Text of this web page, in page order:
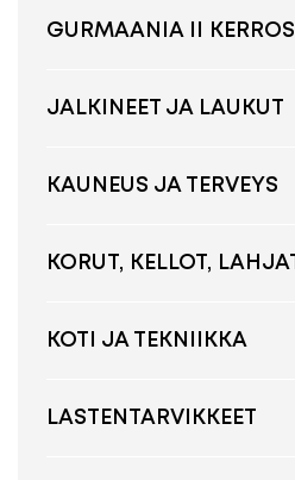
GURMAANIA II KERROS
JALKINEET JA LAUKUT
KAUNEUS JA TERVEYS
KORUT, KELLOT, LAHJAT
KOTI JA TEKNIIKKA
LASTENTARVIKKEET